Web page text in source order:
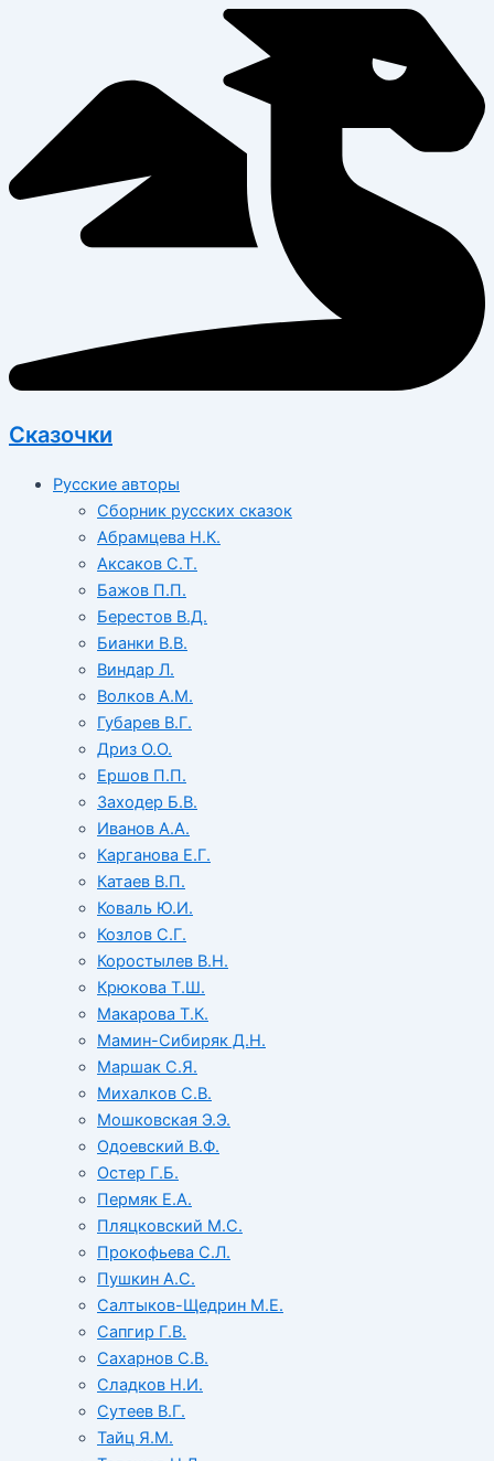
Сказочки
Русские авторы
Сборник русских сказок
Абрамцева Н.К.
Аксаков С.Т.
Бажов П.П.
Берестов В.Д.
Бианки В.В.
Виндар Л.
Волков А.М.
Губарев В.Г.
Дриз О.О.
Ершов П.П.
Заходер Б.В.
Иванов А.А.
Карганова Е.Г.
Катаев В.П.
Коваль Ю.И.
Козлов С.Г.
Коростылев В.Н.
Крюкова Т.Ш.
Макарова Т.К.
Мамин-Сибиряк Д.Н.
Маршак С.Я.
Михалков С.В.
Мошковская Э.Э.
Одоевский В.Ф.
Остер Г.Б.
Пермяк Е.А.
Пляцковский М.С.
Прокофьева С.Л.
Пушкин А.С.
Салтыков-Щедрин М.Е.
Сапгир Г.В.
Сахарнов С.В.
Сладков Н.И.
Сутеев В.Г.
Тайц Я.М.